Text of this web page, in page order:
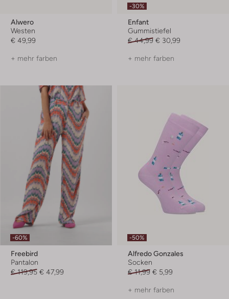
Alwero
Westen
€ 49,99
+ mehr farben
-30%
Enfant
Gummistiefel
€ 44,99 € 30,99
+ mehr farben
-60%
Freebird
Pantalon
€ 119,95 € 47,99
-50%
Alfredo Gonzales
Socken
€ 11,99 € 5,99
+ mehr farben